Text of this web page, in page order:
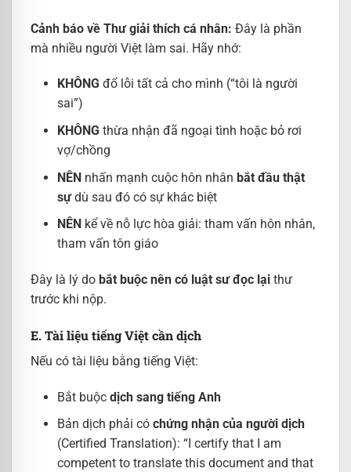
Cảnh báo về Thư giải thích cá nhân: Đây là phần
mà nhiều người Việt làm sai. Hãy nhớ:
KHÔNG đổ lỗi tất cả cho mình (“tôi là người
sai”)
KHÔNG thừa nhận đã ngoại tình hoặc bỏ rơi
vợ/chồng
NÊNnhấn mạnh cuộc hôn nhân bắt đầu thật
sựdù sau đó có sự khác biệt
NÊNkể về nỗ lực hòa giải: tham vấn hôn nhân,
tham vấn tôn giáo
Đây là lý do bắt buộc nên có luật sư đọc lại thư
trước khi nộp.
E. Tài liệu tiếng Việt cần dịch
Nếu có tài liệu bằng tiếng Việt:
Bắt buộc dịch sang tiếng Anh
Bản dịch phải có chứng nhận của người dịch
(Certified Translation): “I certify that I am
competent to translate this document and that